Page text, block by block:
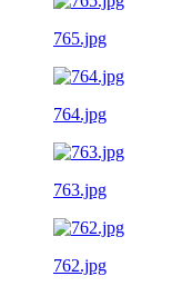
765.jpg
764.jpg
763.jpg
762.jpg